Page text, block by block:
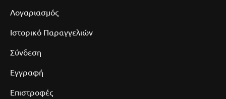
Λογαριασμός
Ιστορικό Παραγγελιών
Σύνδεση
Εγγραφή
Επιστροφές